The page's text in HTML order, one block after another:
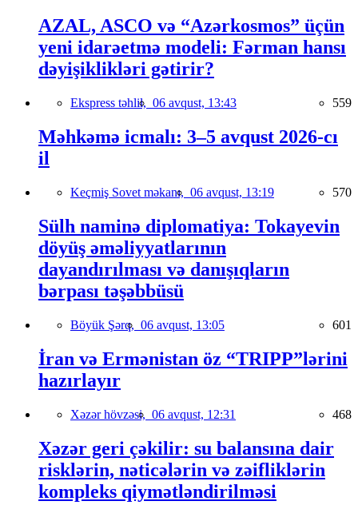
AZAL, ASCO və “Azərkosmos” üçün
yeni idarəetmə modeli: Fərman hansı
dəyişiklikləri gətirir?
Ekspress təhlil, 06 avqust, 13:43 559
Məhkəmə icmalı: 3–5 avqust 2026-cı
il
Keçmiş Sovet məkanı, 06 avqust, 13:19 570
Sülh naminə diplomatiya: Tokayevin
döyüş əməliyyatlarının
dayandırılması və danışıqların
bərpası təşəbbüsü
Böyük Şərq, 06 avqust, 13:05 601
İran və Ermənistan öz “TRIPP”lərini
hazırlayır
Xəzər hövzəsi, 06 avqust, 12:31 468
Xəzər geri çəkilir: su balansına dair
risklərin, nəticələrin və zəifliklərin
kompleks qiymətləndirilməsi